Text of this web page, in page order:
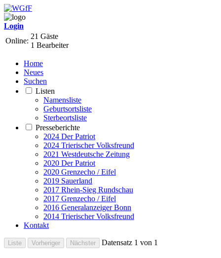
Login
Online:
21 Gäste
1 Bearbeiter
Home
Neues
Suchen
Listen
Namensliste
Geburtsortsliste
Sterbeortsliste
Presseberichte
2024 Der Patriot
2024 Trierischer Volksfreund
2021 Westdeutsche Zeitung
2020 Der Patriot
2020 Grenzecho / Eifel
2019 Sauerland
2017 Rhein-Sieg Rundschau
2017 Grenzecho / Eifel
2016 Generalanzeiger Bonn
2014 Trierischer Volksfreund
Kontakt
Datensatz 1 von 1